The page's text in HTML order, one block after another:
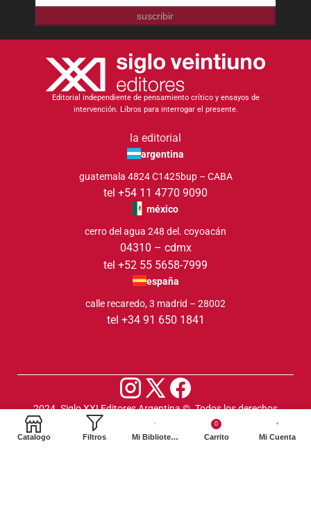
suscribir
Editorial independiente de pensamiento crítico y ensayos de
intervención. Libros para interrogar el presente.
la editorial
argentina
guatemala 4824 C1425bup – CABA
tel +54 11 4770 9090
méxico
cerro del agua 248 del. coyoacán
04310 – cdmx
tel +52 55 5658-7999
españa
calle recaredo, 3 madrid – 28002
tel +34 91 650 1841
2024. Siglo XXI Editores Argentina ©️. Todos los derechos
reservados
Catalogo Filtros Mi Biblioteca
0
Carrito Mi Cuenta